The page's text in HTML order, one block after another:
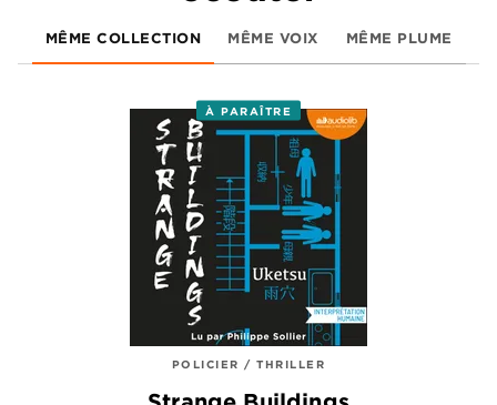
MÊME COLLECTION MÊME VOIX MÊME PLUME
À PARAÎTRE
POLICIER / THRILLER